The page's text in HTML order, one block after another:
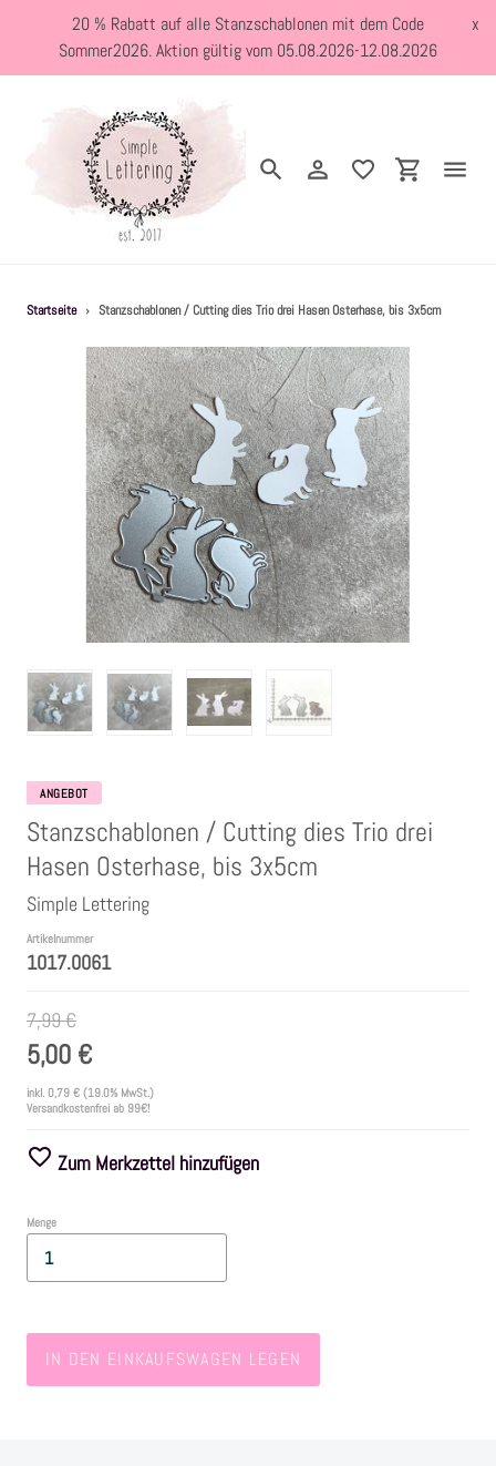
Inhalt
20 % Rabatt auf alle Stanzschablonen mit dem Code
Sommer2026. Aktion gültig vom 05.08.2026-12.08.2026
x
SuchenEinloggen
Kreativblog
Stanzschablonen
Holzstempel
Clear Stamps
Stempelkissen
Embossing Pulver WOW
Kartendeko Embellishments
Präge-, Universal- Maskierschablonen
Papiere
Bänder & Garn
Farben
Zubehör
Frühling/Ostern
Maritim/Sommer
Weihnachten
Startseite › Stanzschablonen / Cutting dies Trio drei Hasen Osterhase, bis 3x5cm
ANGEBOT
Stanzschablonen / Cutting dies Trio drei
Hasen Osterhase, bis 3x5cm
Simple Lettering
Artikelnummer
1017.0061
7,99 €
5,00 €
inkl. 0,79 € (19.0% MwSt.)
Versandkostenfrei ab 99€!
Zum Merkzettel hinzufügen
Menge
IN DEN EINKAUFSWAGEN LEGEN